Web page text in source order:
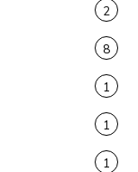
2
8
1
1
1